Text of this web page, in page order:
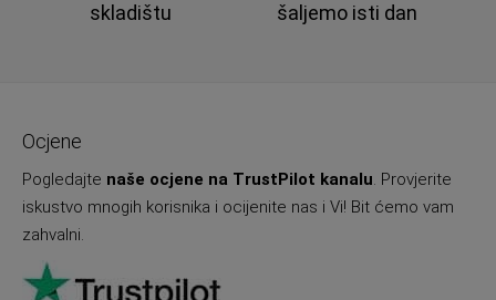
skladištu
šaljemo isti dan
Ocjene
Pogledajte naše ocjene na TrustPilot kanalu. Provjerite
iskustvo mnogih korisnika i ocijenite nas i Vi! Bit ćemo vam
zahvalni.